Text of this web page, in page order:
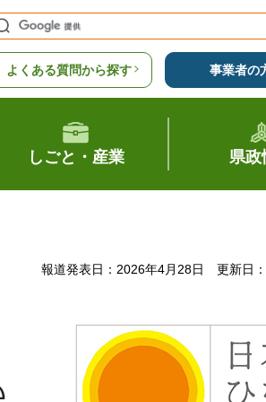
よくある質問から探す 事業者の
しごと・産業 県政
報道発表日：2026年4月28日 更新日